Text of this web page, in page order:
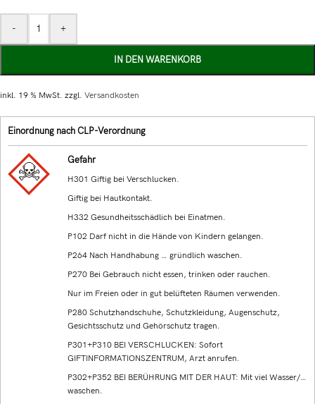
- +
IN DEN WARENKORB
inkl. 19 % MwSt. zzgl. Versandkosten
Einordnung nach CLP-Verordnung
Gefahr
H301 Giftig bei Verschlucken.
Giftig bei Hautkontakt.
H332 Gesundheitsschädlich bei Einatmen.
P102 Darf nicht in die Hände von Kindern gelangen.
P264 Nach Handhabung … gründlich waschen.
P270 Bei Gebrauch nicht essen, trinken oder rauchen.
Nur im Freien oder in gut belüfteten Räumen verwenden.
P280 Schutzhandschuhe, Schutzkleidung, Augenschutz,
Gesichtsschutz und Gehörschutz tragen.
P301+P310 BEI VERSCHLUCKEN: Sofort
GIFTINFORMATIONSZENTRUM, Arzt anrufen.
P302+P352 BEI BERÜHRUNG MIT DER HAUT: Mit viel Wasser/…
waschen.